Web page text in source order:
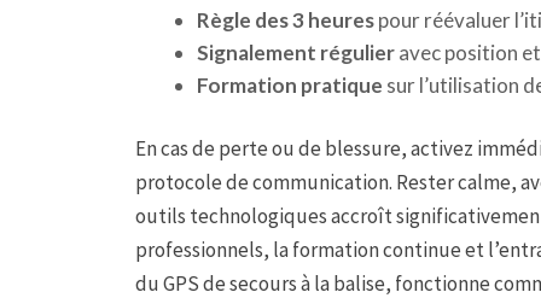
Règle des 3 heurespour réévaluer
Signalement régulieravec position
Formation pratique sur l’utilisation
En cas de perte ou de blessure, activez
protocole de communication. Rester calme,
outils technologiques accroît
professionnels, la formation continue et
du GPS de secours à la balise, fonctionne